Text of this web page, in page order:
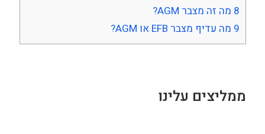
8 מה זה מצבר AGM?
9 מה עדיף מצבר EFB או AGM?
ממליצים עלינו